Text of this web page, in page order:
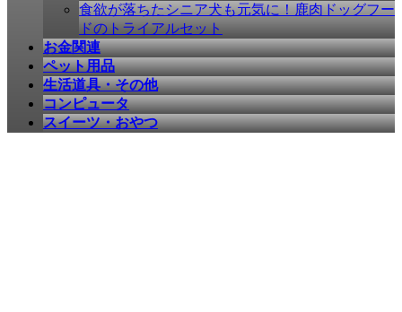
食欲が落ちたシニア犬も元気に！鹿肉ドッグフー
ドのトライアルセット
お金関連
ペット用品
生活道具・その他
コンピュータ
スイーツ・おやつ